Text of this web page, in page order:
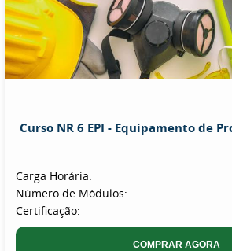
Curso NR 6 EPI - Equipamento de
Carga Horária:
Número de Módulos:
Certificação:
COMPRAR AGORA